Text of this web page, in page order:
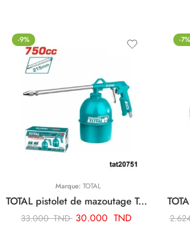
-9%
Marque: TOTAL
TOTAL pistolet de mazoutage TAT20751
33.000TND 30.000 TND
-7%